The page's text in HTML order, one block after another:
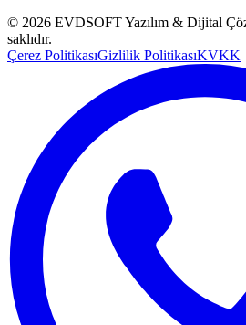
© 2026 EVDSOFT Yazılım & Dijital
saklıdır.
Çerez PolitikasıGizlilik PolitikasıKVKK